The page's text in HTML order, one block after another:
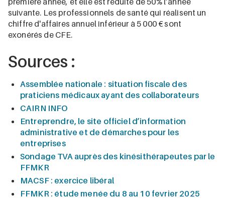
suivante. Les professionnels de santé qui réalisent un
chiffre d'affaires annuel inférieur à 5 000 € sont
exonérés de CFE.
Sources :
Assemblée nationale : situation fiscale des
praticiens médicaux ayant des collaborateurs
CAIRN INFO
Entreprendre, le site officiel d’information
administrative et de démarches pour les
entreprises
Sondage TVA auprès des kinésithérapeutes par le
FFMKR
MACSF : exercice libéral
FFMKR : étude menée du 8 au 10 fevrier 2025